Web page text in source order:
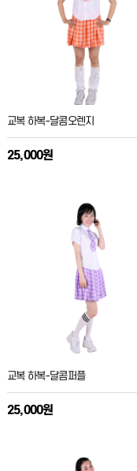
교복 하복-달콤오렌지
25,000원
교복 하복-달콤퍼플
25,000원